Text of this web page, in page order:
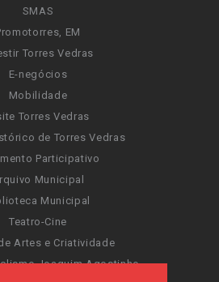
SMAS
EM
Torres Vedras
E-negócios
Mobilidade
Torres Vedras
de Torres Vedras
Participativo
Municipal
Municipal
Teatro-Cine
Artes e Criatividade
Joaquim Agostinho